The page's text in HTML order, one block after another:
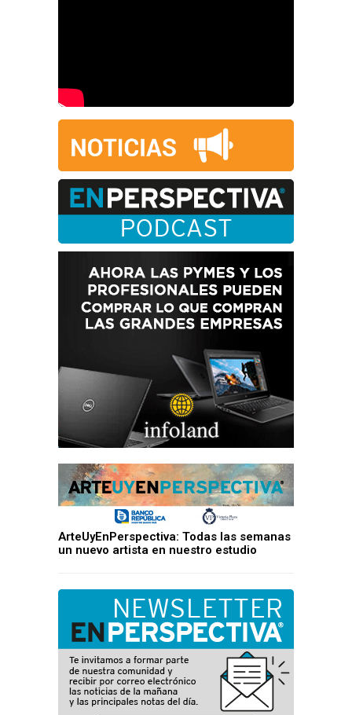
ArteUyEnPerspectiva: Todas las semanas
un nuevo artista en nuestro estudio